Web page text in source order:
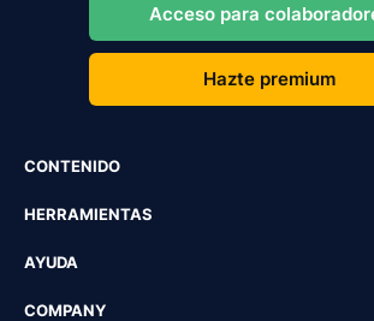
Acceso para
Hazte premium
CONTENIDO
HERRAMIENTAS
AYUDA
COMPANY